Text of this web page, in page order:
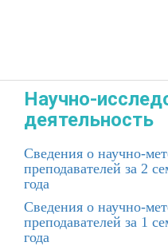
Научно-
деятельность
Сведения о научно-
преподавателей за 2
года
Сведения о научно-
преподавателей за 1
года